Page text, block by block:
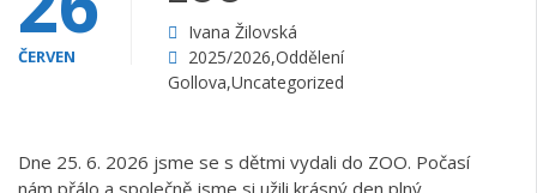
ČERVEN
Ivana Žilovská
2025/2026,Oddělení
Gollova,Uncategorized
Dne 25. 6. 2026 jsme se s dětmi vydali do ZOO. Počasí